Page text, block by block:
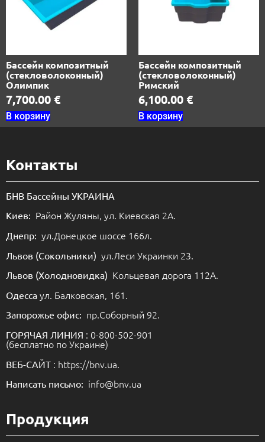
Бассейн композитный
(стекловолоконный)
Олимпик
7,700.00 €
В корзину
Бассейн композитный
(стекловолоконный)
Римский
6,100.00 €
В корзину
Контакты
БНВ Бассейны УКРАИНА
Киев: Район Жуляны, ул. Киевская 2А.
Днепр: ул.Донецкое шоссе 166л.
Львов (Сокольники) ул.Леси Украинки 23.
Львов (Холодновидка) Кольцевая дорога 112А.
Одесса ул. Балковская, 161.
Запорожье офис: пр.Соборный 92.
ГОРЯЧАЯ ЛИНИЯ : 0-800-502-901
(бесплатно по Украине)
ВЕБ-САЙТ : https://bnv.ua.
Написать письмо: info@bnv.ua
Продукция